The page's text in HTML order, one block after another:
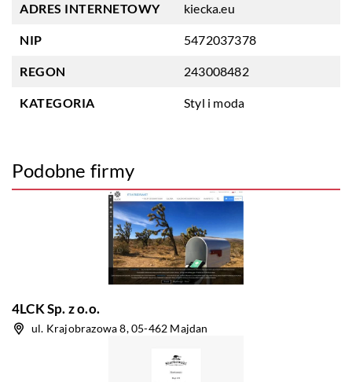
ADRES INTERNETOWY kiecka.eu
NIP 5472037378
REGON 243008482
KATEGORIA Styl i moda
Podobne firmy
4LCK Sp. z o.o.
ul. Krajobrazowa 8, 05-462 Majdan